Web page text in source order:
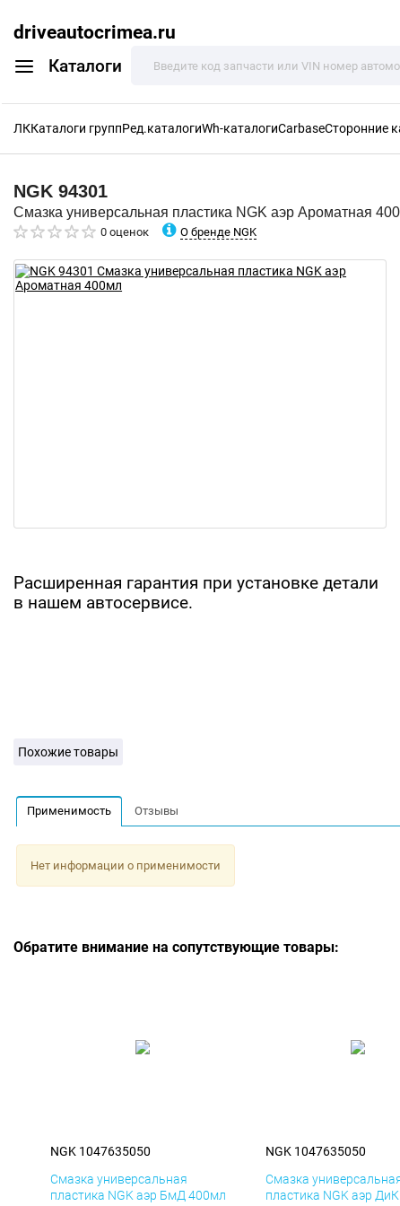
driveautocrimea.ru
Каталоги
ЛККаталоги группРед.каталогиWh-каталогиCarbaseСторонние
NGK 94301
Смазка универсальная пластика NGK аэр Ароматная
0 оценок О бренде NGK
Расширенная гарантия при установке детали
в нашем автосервисе.
Похожие товары
Применимость Отзывы
Нет информации о применимости
Обратите внимание на сопутствующие товары:
NGK 1047635050
Смазка универсальная
пластика NGK аэр БмД 400мл
NGK 1047635050
Смазка
пластика NGK аэр